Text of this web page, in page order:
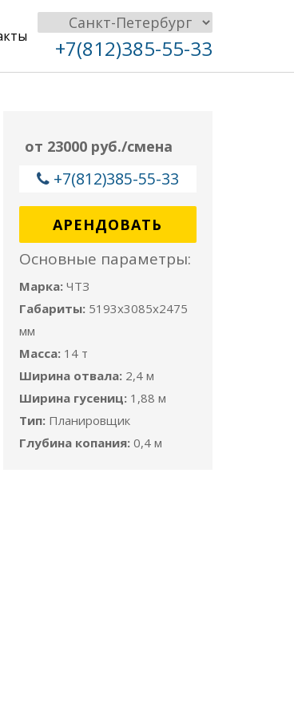
+7(812)385-55-33
от 23000 руб./смена
+7(812)385-55-33
АРЕНДОВАТЬ
Основные параметры:
Марка: ЧТЗ
Габариты: 5193x3085x2475
мм
Масса: 14 т
Ширина отвала: 2,4 м
Ширина гусениц: 1,88 м
Тип: Планировщик
Глубина копания: 0,4 м